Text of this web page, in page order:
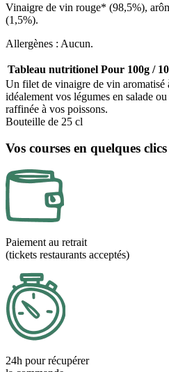
Vinaigre de vin rouge* (98,5%),
(1,5%).
Allergènes : Aucun.
Tableau nutritionel Pour 100g /
Un filet de vinaigre de vin aromatisé
idéalement vos légumes en salade
raffinée à vos poissons.
Bouteille de 25 cl
Vos courses en quelques clics
Paiement au retrait
(tickets restaurants acceptés)
24h pour récupérer